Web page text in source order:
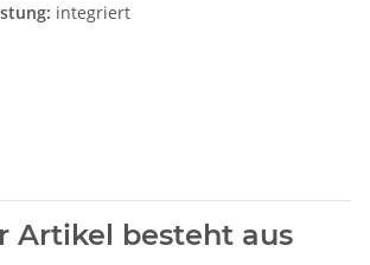
integriert
Artikel besteht aus